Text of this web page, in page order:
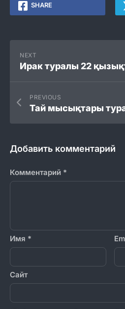
SHARE
NEXT
PREVIOUS
Добавить комментарий
Комментарий *
Имя *
Сайт